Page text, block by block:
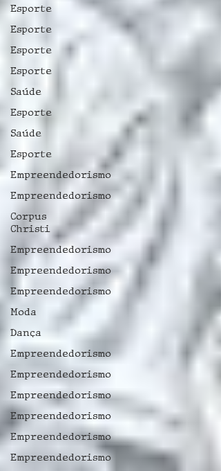
Esporte
Esporte
Esporte
Esporte
Saúde
Esporte
Saúde
Esporte
Empreendedorismo
Empreendedorismo
Corpus
Christi
Empreendedorismo
Empreendedorismo
Empreendedorismo
Moda
Dança
Empreendedorismo
Empreendedorismo
Empreendedorismo
Empreendedorismo
Empreendedorismo
Empreendedorismo